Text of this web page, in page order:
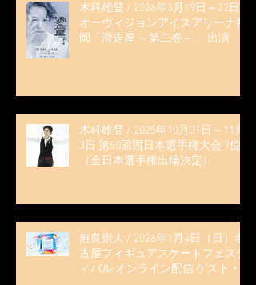
木科雄登 / 2026年3月19日～22日
オーヴィジョンアイスアリーナ福
岡「滑走屋 ～第二巻～」 出演
木科雄登 / 2025年10月31日～11月
3日 第50回西日本選手権大会 7位
（全日本選手権出場決定）
無良崇人 / 2026年1月4日（日）名
古屋フィギュアスケートフェステ
ィバル オンライン配信 ゲスト・